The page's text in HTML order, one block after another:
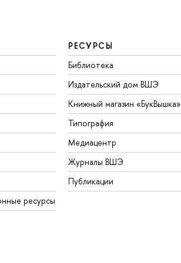
ресурсы
РЕСУРСЫ
Библиотека
Издательский дом ВШЭ
Книжный магазин «БукВышка»
Типография
Медиацентр
Журналы ВШЭ
Публикации